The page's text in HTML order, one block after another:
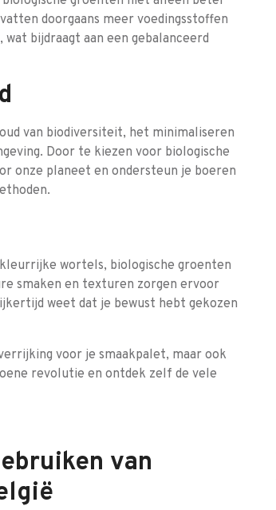
doorgaans meer voedingsstoffen
bijdraagt aan een gebalanceerd
van biodiversiteit, het minimaliseren
Door te kiezen voor biologische
onze planeet en ondersteun je boeren
wortels, biologische groenten
smaken en texturen zorgen ervoor
weet dat je bewust hebt gekozen
voor je smaakpalet, maar ook
revolutie en ontdek zelf de vele
van